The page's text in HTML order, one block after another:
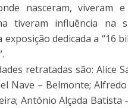
nasceram, viveram
tiveram influência na
dedicada a “16
retratadas são: Alice
Nave – Belmonte;
António Alçada Batista